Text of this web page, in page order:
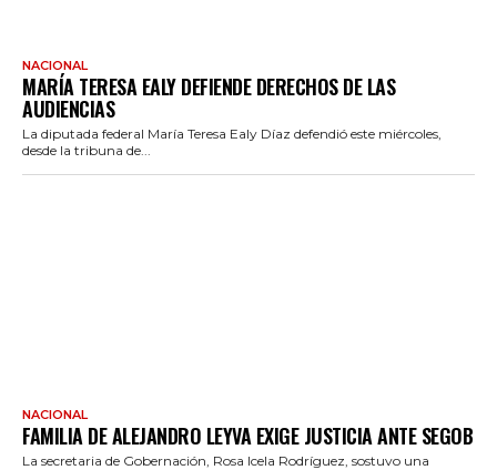
NACIONAL
MARÍA TERESA EALY DEFIENDE DERECHOS DE LAS
AUDIENCIAS
La diputada federal María Teresa Ealy Díaz defendió este miércoles,
desde la tribuna de...
NACIONAL
FAMILIA DE ALEJANDRO LEYVA EXIGE JUSTICIA ANTE SEGOB
La secretaria de Gobernación, Rosa Icela Rodríguez, sostuvo una